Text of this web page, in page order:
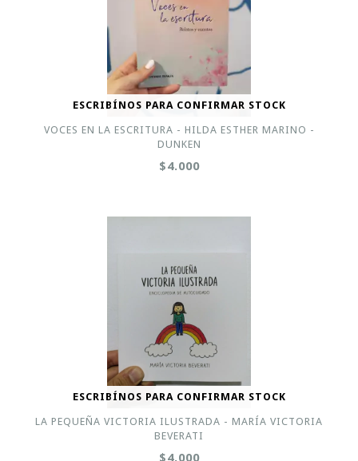
ESCRIBÍNOS PARA CONFIRMAR STOCK
VOCES EN LA ESCRITURA - HILDA ESTHER MARINO -
DUNKEN
$4.000
ESCRIBÍNOS PARA CONFIRMAR STOCK
LA PEQUEÑA VICTORIA ILUSTRADA - MARÍA VICTORIA
BEVERATI
$4.000